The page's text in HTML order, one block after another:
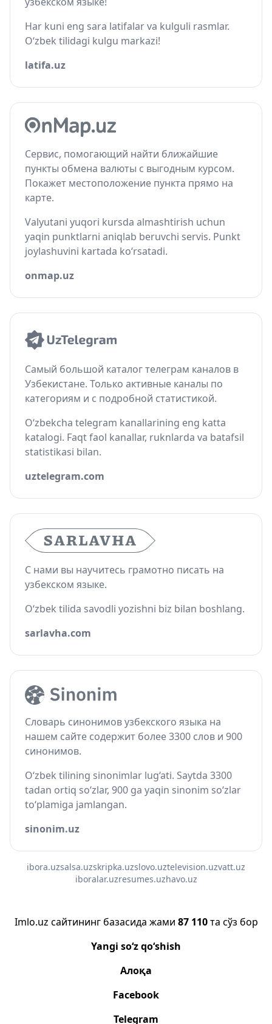
Har kuni eng sara latifalar va kulguli rasmlar.
O‘zbek tilidagi kulgu markazi!
latifa.uz
Сервис, помогающий найти ближайшие
пункты обмена валюты с выгодным курсом.
Покажет местоположение пункта прямо на
карте.
Valyutani yuqori kursda almashtirish uchun
yaqin punktlarni aniqlab beruvchi servis. Punkt
joylashuvini kartada ko‘rsatadi.
onmap.uz
Самый большой каталог телеграм каналов в
Узбекистане. Только активные каналы по
категориям и с подробной статистикой.
O‘zbekcha telegram kanallarining eng katta
katalogi. Faqt faol kanallar, ruknlarda va batafsil
statistikasi bilan.
uztelegram.com
С нами вы научитесь грамотно писать на
узбекском языке.
O‘zbek tilida savodli yozishni biz bilan boshlang.
sarlavha.com
Словарь синонимов узбекского языка на
нашем сайте содержит более 3300 слов и 900
синонимов.
O‘zbek tilining sinonimlar lug‘ati. Saytda 3300
tadan ortiq so‘zlar, 900 ga yaqin sinonim so‘zlar
to‘plamiga jamlangan.
sinonim.uz
ibora.uzsalsa.uzskripka.uzslovo.uztelevision.uzvatt.uz
iboralar.uzresumes.uzhavo.uz
Imlo.uz сайтининг базасида жами 87 110та сўз бор
Yangi so‘z qo‘shish
Алоқа
Facebook
Telegram